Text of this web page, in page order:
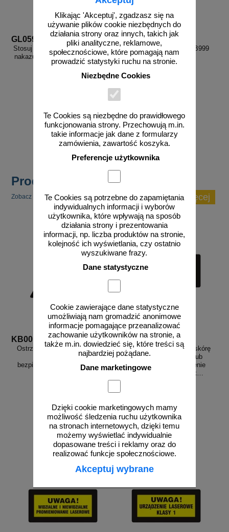
Klikając 'Akceptuj', zgadzasz się na
używanie plików cookie niezbędnych do
działania strony oraz innych, takich jak
pliki analityczne, reklamowe,
społecznościowe, które pomagają nam
prowadzić statystyki ruchu na stronie.
Niezbędne Cookies
Te Cookies są niezbędne do prawidłowego
funkcjonowania strony. Przechowują m.in.
takie informacje jak dane z formularzy
zamówienia, zawartość koszyka.
Preferencje użytkownika
Te Cookies są potrzebne do zapamiętania
indywidualnych informacji i wyborów
użytkownika, które wpływają na sposób
działania strony i prezentowania
informacji, np. liczba produktów na stronie,
kolejność ich wyświetlania, czy ostatnio
wyszukiwane frazy.
Dane statystyczne
Cookie zawierające dane statystyczne
umożliwiają nam gromadzić anonimowe
informacje pomagające przeanalizować
zachowanie użytkowników na stronie, a
także m.in. dowiedzieć się, które treści są
najbardziej pożądane.
Dane marketingowe
Dzięki cookie marketingowych mamy
możliwość śledzenia ruchu użytkownika
na stronach internetowych, dzięki temu
możemy wyświetlać indywidualnie
dopasowane treści i reklamy oraz do
realizować funkcje społecznościowe.
Akceptuj wybrane
GL059
Stosuj gogle ochronne - znak bhp
nakazujący, informujący - GL059
od 2,96 zł
2,41 zł netto
do koszyka
KB999
Zamów własny wzór - KB999
zobacz
Produkty popularne
Zobacz inne popularne produkty w tej kategorii. zobacz więcej
KB001
Ostrzeżenie przed promieniami
laserowymi - znak
bezpieczeństwa, ostrzegający,
laser - KB001
od 3,74 zł
3,04 zł netto
do koszyka
KB010
Uwaga! - Chronić oczy i skórę
przed prom. bezpośr. lub
rozproszonym. Urządzenie
laserowe kl. 4 - znak
bezpieczeństwa, ostrzegający,
od 4,22 zł
3,43 zł netto
do koszyka